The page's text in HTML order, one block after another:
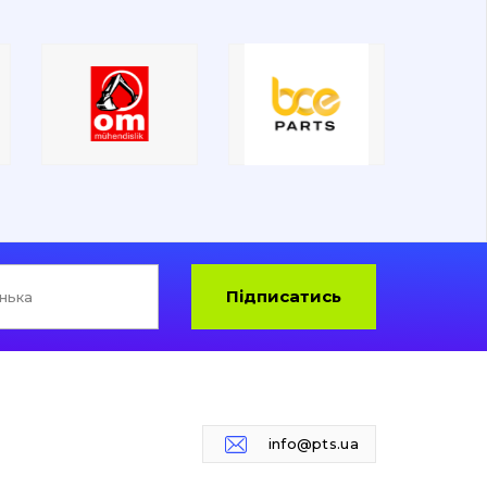
Підписатись
info@pts.ua